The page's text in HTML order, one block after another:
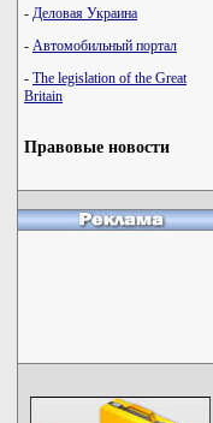
- Деловая Украина
- Автомобильный портал
- The legislation of the Great
Britain
Правовые новости